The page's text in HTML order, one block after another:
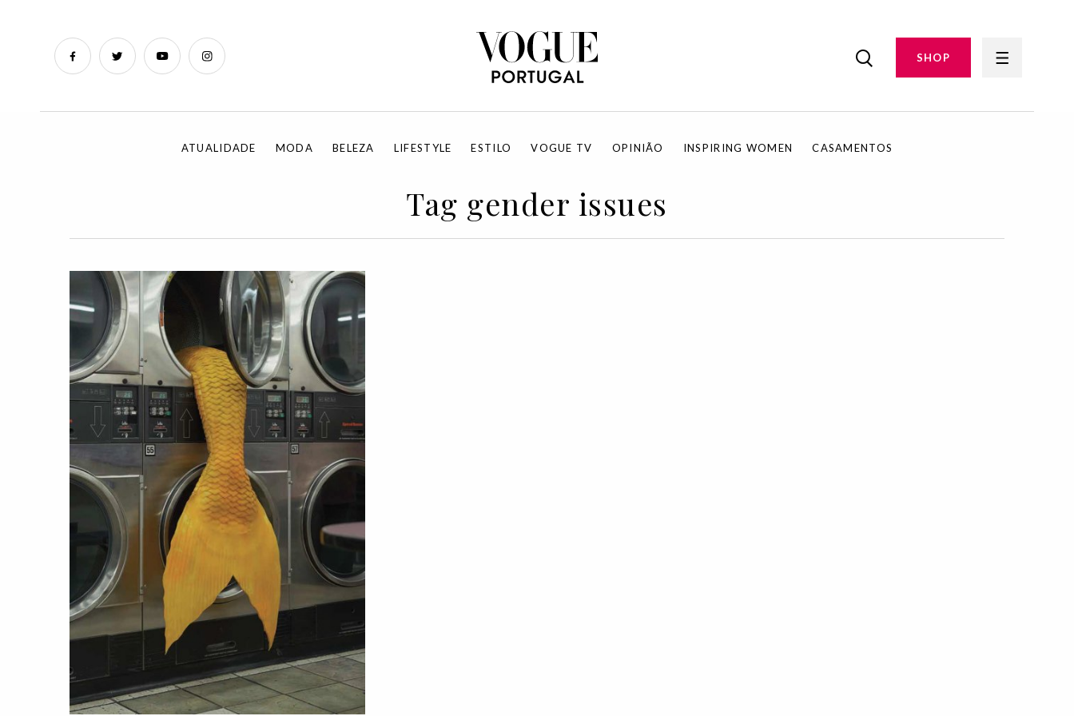
SHOP
ATUALIDADE MODA BELEZA LIFESTYLE ESTILO VOGUE TV OPINIÃO INSPIRING WOMEN CASAMENTOS
Tag gender issues